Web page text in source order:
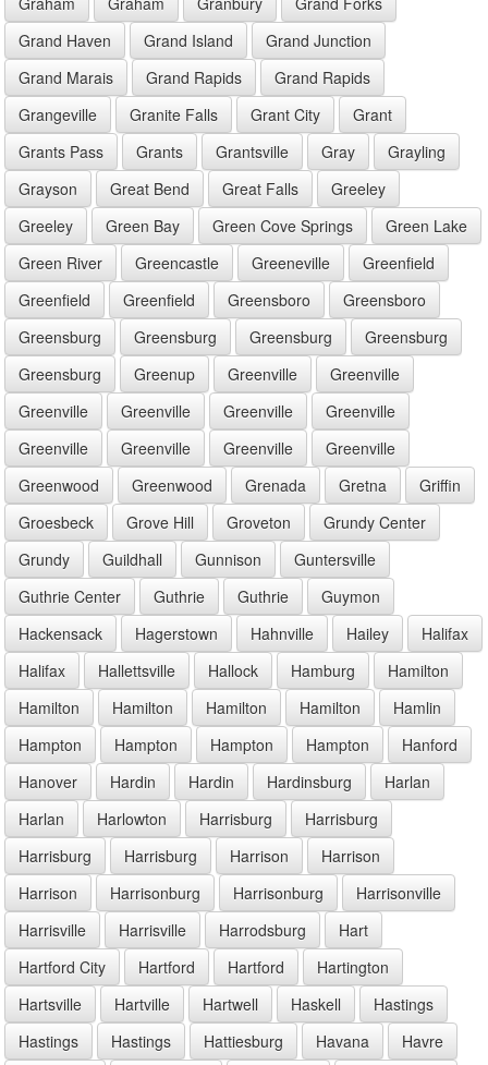
Grand Haven
Grand Island
Grand Junction
Grand Marais
Grand Rapids
Grand Rapids
Grangeville
Granite Falls Grant City
Grant
Grants Pass
Grants Grantsville Gray
Grayling
Grayson
Great Bend Great Falls
Greeley
Greeley
Green Bay Green Cove Springs
Green Lake
Green River
Greencastle Greeneville
Greenfield
Greenfield
Greenfield Greensboro
Greensboro
Greensburg
Greensburg Greensburg
Greensburg
Greensburg
Greenup Greenville
Greenville
Greenville
Greenville Greenville
Greenville
Greenville
Greenville Greenville
Greenville
Greenwood
Greenwood Grenada Gretna
Griffin
Groesbeck
Grove Hill Groveton
Grundy Center
Grundy
Guildhall Gunnison
Guntersville
Guthrie Center
Guthrie Guthrie
Guymon
Hackensack
Hagerstown Hahnville Hailey
Halifax
Halifax
Hallettsville Hallock Hamburg
Hamilton
Hamilton
Hamilton Hamilton Hamilton
Hamlin
Hampton
Hampton Hampton Hampton
Hanford
Hanover
Hardin Hardin Hardinsburg
Harlan
Harlan
Harlowton Harrisburg
Harrisburg
Harrisburg
Harrisburg Harrison
Harrison
Harrison
Harrisonburg Harrisonburg
Harrisonville
Harrisville
Harrisville Harrodsburg
Hart
Hartford City
Hartford Hartford
Hartington
Hartsville
Hartville Hartwell Haskell
Hastings
Hastings
Hastings Hattiesburg Havana
Havre